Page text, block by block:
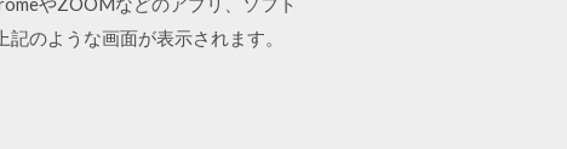
のような画面が表示されます。